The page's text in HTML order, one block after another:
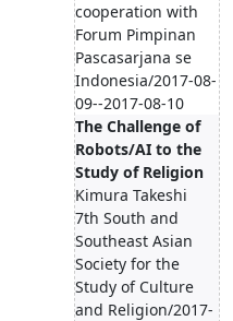
cooperation with
Forum Pimpinan
Pascasarjana se
Indonesia/2017-08-
09--2017-08-10
The Challenge of
Robots/AI to the
Study of Religion
Kimura Takeshi
7th South and
Southeast Asian
Society for the
Study of Culture
and Religion/2017-